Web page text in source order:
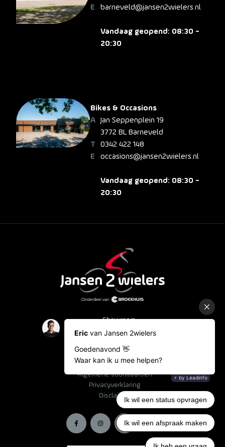
barneveld@jansen2wielers.nl
Vandaag geopend: 08:30 -
20:30
Bikes & Occasions
Jan Seppenplein 19
3772 BL Barneveld
0342 422 148
occasions@jansen2wielers.nl
Vandaag geopend: 08:30 -
20:30
Showroom
Occasions
Bestelinformatie
Algemene voorwaarden
Privacyverklaring
Disclaimer